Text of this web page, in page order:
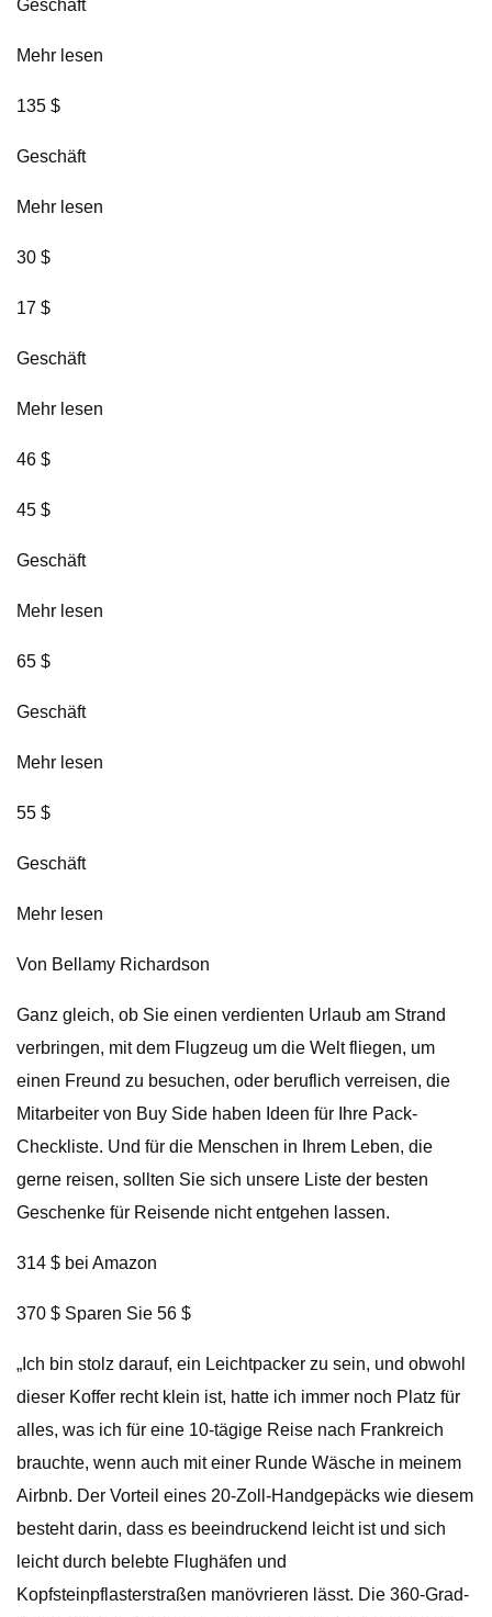
Geschäft
Mehr lesen
135 $
Geschäft
Mehr lesen
30 $
17 $
Geschäft
Mehr lesen
46 $
45 $
Geschäft
Mehr lesen
65 $
Geschäft
Mehr lesen
55 $
Geschäft
Mehr lesen
Von Bellamy Richardson
Ganz gleich, ob Sie einen verdienten Urlaub am Strand
verbringen, mit dem Flugzeug um die Welt fliegen, um
einen Freund zu besuchen, oder beruflich verreisen, die
Mitarbeiter von Buy Side haben Ideen für Ihre Pack-
Checkliste. Und für die Menschen in Ihrem Leben, die
gerne reisen, sollten Sie sich unsere Liste der besten
Geschenke für Reisende nicht entgehen lassen.
314 $ bei Amazon
370 $ Sparen Sie 56 $
„Ich bin stolz darauf, ein Leichtpacker zu sein, und obwohl
dieser Koffer recht klein ist, hatte ich immer noch Platz für
alles, was ich für eine 10-tägige Reise nach Frankreich
brauchte, wenn auch mit einer Runde Wäsche in meinem
Airbnb. Der Vorteil eines 20-Zoll-Handgepäcks wie diesem
besteht darin, dass es beeindruckend leicht ist und sich
leicht durch belebte Flughäfen und
Kopfsteinpflasterstraßen manövrieren lässt. Die 360-Grad-